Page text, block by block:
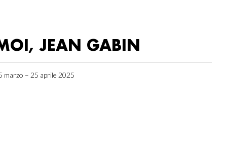
JEAN GABIN
marzo – 25 aprile 2025